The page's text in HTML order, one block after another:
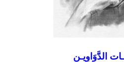
الدَّوَاوِيـن